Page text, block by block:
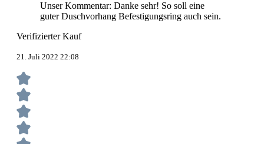
Unser Kommentar: Danke sehr! So soll eine
guter Duschvorhang Befestigungsring auch sein.
Verifizierter Kauf
21. Juli 2022 22:08